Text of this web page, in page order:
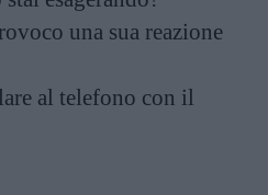
una sua reazione
al telefono con il